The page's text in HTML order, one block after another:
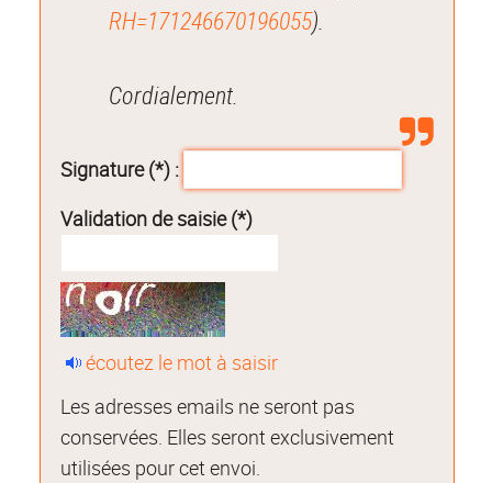
RH=171246670196055).
Cordialement.
Signature (*) :
Validation de saisie (*)
écoutez le mot à saisir
Les adresses emails ne seront pas
conservées. Elles seront exclusivement
utilisées pour cet envoi.